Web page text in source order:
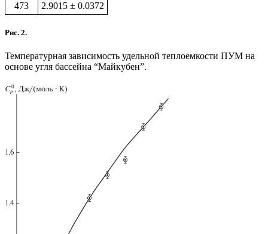
473
2.9015 ± 0.0372
Рис. 2.
Температурная зависимость удельной теплоемкости ПУМ на
основе угля бассейна “Майкубен”.